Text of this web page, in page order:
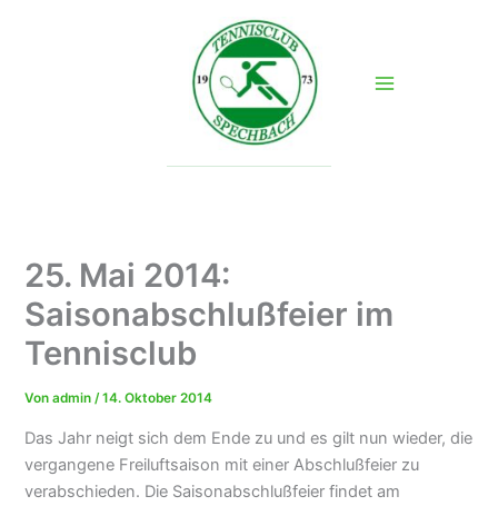
25. Mai 2014:
Saisonabschlußfeier im
Tennisclub
Vonadmin/14. Oktober 2014
Das Jahr neigt sich dem Ende zu und es gilt nun wieder, die
vergangene Freiluftsaison mit einer Abschlußfeier zu
verabschieden. Die Saisonabschlußfeier findet am